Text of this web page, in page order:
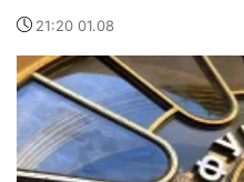
21:20 01.08